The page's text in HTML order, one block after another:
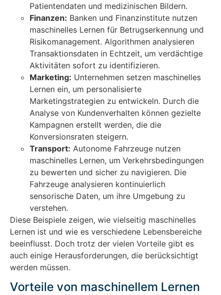
Patientendaten und medizinischen Bildern.
Finanzen: Banken und Finanzinstitute nutzen
maschinelles Lernen für Betrugserkennung und
Risikomanagement. Algorithmen analysieren
Transaktionsdaten in Echtzeit, um verdächtige
Aktivitäten sofort zu identifizieren.
Marketing: Unternehmen setzen maschinelles
Lernen ein, um personalisierte
Marketingstrategien zu entwickeln. Durch die
Analyse von Kundenverhalten können gezielte
Kampagnen erstellt werden, die die
Konversionsraten steigern.
Transport: Autonome Fahrzeuge nutzen
maschinelles Lernen, um Verkehrsbedingungen
zu bewerten und sicher zu navigieren. Die
Fahrzeuge analysieren kontinuierlich
sensorische Daten, um ihre Umgebung zu
verstehen.
Diese Beispiele zeigen, wie vielseitig maschinelles
Lernen ist und wie es verschiedene Lebensbereiche
beeinflusst. Doch trotz der vielen Vorteile gibt es
auch einige Herausforderungen, die berücksichtigt
werden müssen.
Vorteile von maschinellem Lernen